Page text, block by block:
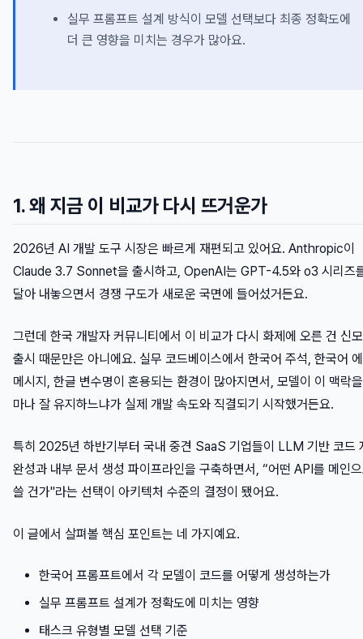
실무 프롬프트 설계 방식이 모델 선택보다 최종 정확도에
더 큰 영향을 미치는 경우가 많아요.
1. 왜 지금 이 비교가 다시 뜨거운가
2026년 AI 개발 도구 시장은 빠르게 재편되고 있어요. Anthropic이
Claude 3.7 Sonnet을 출시하고, OpenAI는 GPT-4.5와 o3 시리즈
달아 내놓으면서 경쟁 구도가 새로운 국면에 들어섰거든요.
그런데 한국 개발자 커뮤니티에서 이 비교가 다시 화제에 오른 건 신
출시 때문만은 아니에요. 실무 코드베이스에서 한국어 주석, 한국어
메시지, 한글 변수명이 혼용되는 환경이 많아지면서, 모델이 이 맥락
마나 잘 유지하느냐가 실제 개발 속도와 직결되기 시작했거든요.
특히 2025년 하반기부터 국내 중견 SaaS 기업들이 LLM 기반 코드
완성과 내부 문서 생성 파이프라인을 구축하면서, “어떤 API를 메인
쓸 건가"라는 선택이 아키텍처 수준의 결정이 됐어요.
이 글에서 살펴볼 핵심 포인트는 네 가지예요.
한국어 프롬프트에서 각 모델이 코드를 어떻게 생성하는가
실무 프롬프트 설계가 정확도에 미치는 영향
태스크 유형별 모델 선택 기준